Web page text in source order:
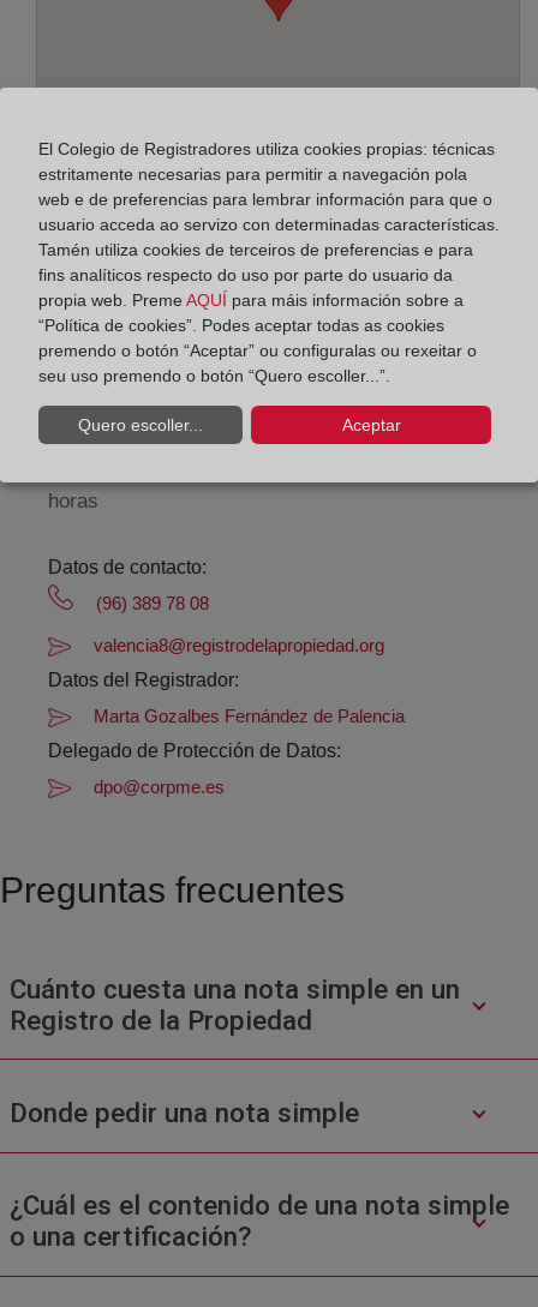
Enderezo:
Pintor Peyró, 12 - 2º, 46010
Horario:
De lunes a viernes de 09:00 a 17:00 horas
Agosto: De lunes a viernes de 09:00 a 14:00 horas
horas
Datos de contacto:
(96) 389 78 08
valencia8@registrodelapropiedad.org
Datos del Registrador:
Marta Gozalbes Fernández de Palencia
Delegado de Protección de Datos:
dpo@corpme.es
Preguntas frecuentes
Cuánto cuesta una nota simple en un
Registro de la Propiedad
Donde pedir una nota simple
¿Cuál es el contenido de una nota simple
o una certificación?
El Colegio de Registradores utiliza cookies propias: técnicas
estritamente necesarias para permitir a navegación pola
web e de preferencias para lembrar información para que o
usuario acceda ao servizo con determinadas características.
Tamén utiliza cookies de terceiros de preferencias e para
fins analíticos respecto do uso por parte do usuario da
propia web. Preme AQUÍ para máis información sobre a
“Política de cookies”. Podes aceptar todas as cookies
premendo o botón “Aceptar” ou configuralas ou rexeitar o
seu uso premendo o botón “Quero escoller...”.
Quero escoller... Aceptar